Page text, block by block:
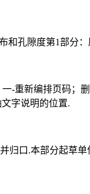
和孔隙度第1部分：
一-重新编排页码；
字说明的位置.
口.本部分起草